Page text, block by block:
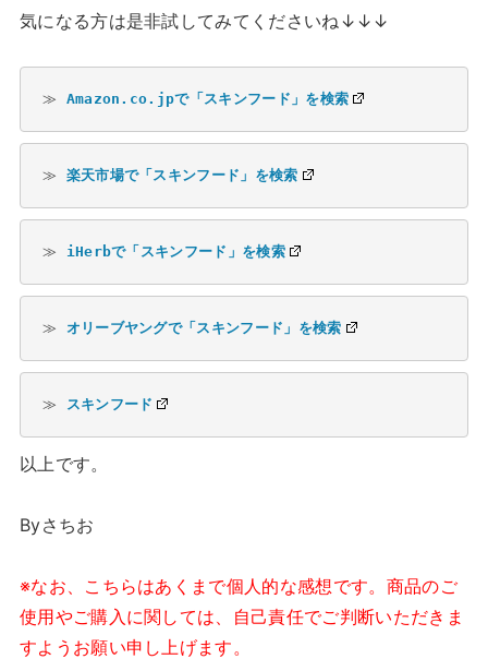
気になる方は是非試してみてくださいね↓↓↓
≫ Amazon.co.jpで「スキンフード」を検索
≫ 楽天市場で「スキンフード」を検索
≫ iHerbで「スキンフード」を検索
≫ オリーブヤングで「スキンフード」を検索
≫ スキンフード
以上です。
Byさちお
※なお、こちらはあくまで個人的な感想です。商品のご
使用やご購入に関しては、自己責任でご判断いただきま
すようお願い申し上げます。